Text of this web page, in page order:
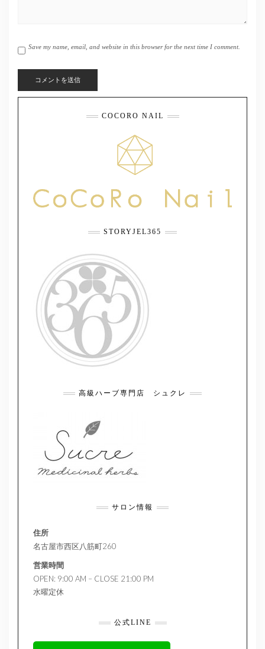
Save my name, email, and website in this browser for the next time I comment.
COCORO NAIL
STORYJEL365
高級ハーブ専門店 シュクレ
サロン情報
住所
名古屋市西区八筋町260
営業時間
OPEN: 9:00 AM – CLOSE 21:00 PM
水曜定休
公式LINE